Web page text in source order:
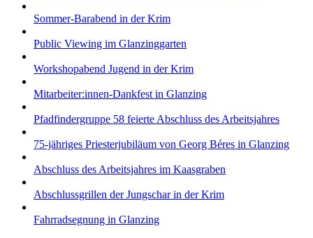
Sommer-Barabend in der Krim
Public Viewing im Glanzinggarten
Workshopabend Jugend in der Krim
Mitarbeiter:innen-Dankfest in Glanzing
Pfadfindergruppe 58 feierte Abschluss des Arbeitsjahres
75-jähriges Priesterjubiläum von Georg Béres in Glanzing
Abschluss des Arbeitsjahres im Kaasgraben
Abschlussgrillen der Jungschar in der Krim
Fahrradsegnung in Glanzing